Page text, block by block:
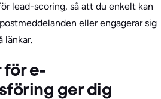
lead-scoring, så att du enkelt kan
eller engagerar sig
länkar.
för e-
ger dig